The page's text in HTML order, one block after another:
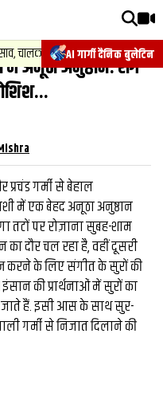
AI गार्गी दैनिक बुलेटिन
चालक की सूझबूझ से टला बड़ा हादसा.
में अनूठा अनुष्ठान: राग
प्रचंड गर्मी से बेहाल
में एक बेहद अनूठा अनुष्ठान
तटों पर रोज़ाना सुबह-शाम
का दौर चल रहा है, वहीं दूसरी
करने के लिए संगीत के सुरों की
की प्रार्थनाओं में सुरों का
जाते हैं. इसी आस के साथ सुर-
गर्मी से निजात दिलाने की